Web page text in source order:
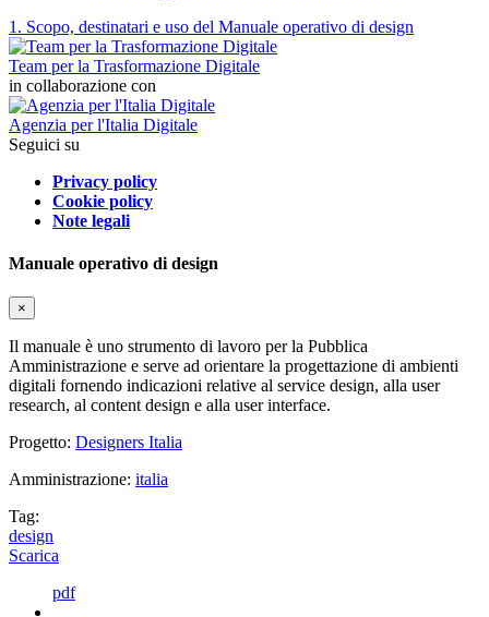
1. Scopo, destinatari e uso del Manuale operativo di design
Team per la Trasformazione Digitale
in collaborazione con
Agenzia per l'Italia Digitale
Seguici su
Privacy policy
Cookie policy
Note legali
Manuale operativo di design
×
Il manuale è uno strumento di lavoro per la Pubblica
Amministrazione e serve ad orientare la progettazione di ambienti
digitali fornendo indicazioni relative al service design, alla user
research, al content design e alla user interface.
Progetto: Designers Italia
Amministrazione: italia
Tag:
design
Scarica
pdf